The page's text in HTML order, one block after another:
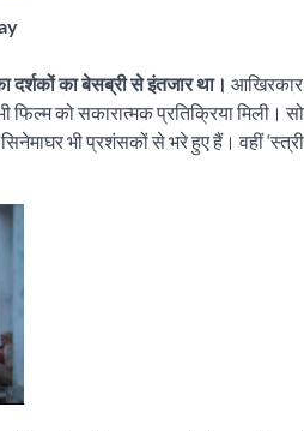
दर्शकों का बेसब्री से इंतजार था। आखिरकार
फिल्म को सकारात्मक प्रतिक्रिया
भी प्रशंसकों से भरे हुए हैं। वहीं